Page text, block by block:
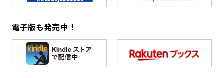
電子版も発売中！